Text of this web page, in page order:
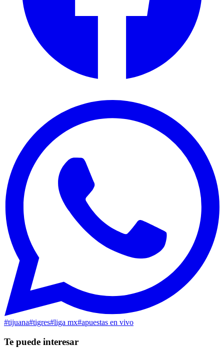
#tijuana#tigres#liga mx#apuestas en vivo
Te puede interesar